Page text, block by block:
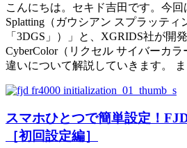
こんにちは。セキド吉田です。今回
Splatting（ガウシアン スプラッティ
「3DGS」）」と、XGRIDS社が開
CyberColor（リクセル サイバーカ
違いについて解説していきます。
スマホひとつで簡単設定！
［初回設定編］